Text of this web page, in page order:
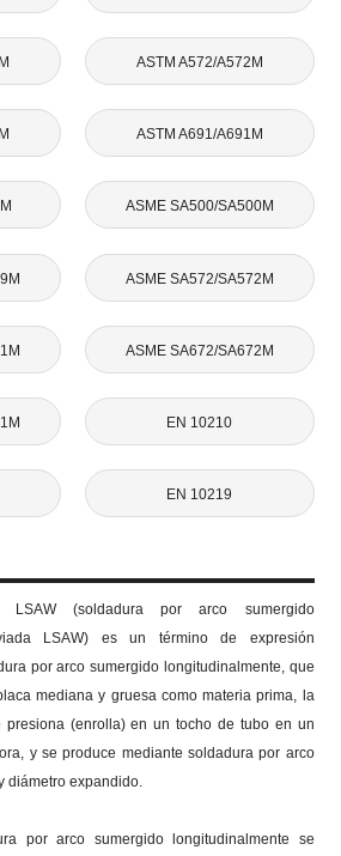
ASTM A572/A572M
ASTM A691/A691M
ASME SA500/SA500M
ASME SA572/SA572M
ASME SA672/SA672M
EN 10210
EN 10219
(soldadura por arco sumergido
LSAW) es un término de expresión
por arco sumergido longitudinalmente, que
mediana y gruesa como materia prima, la
presiona (enrolla) en un tocho de tubo en un
y se produce mediante soldadura por arco
diámetro expandido.
por arco sumergido longitudinalmente se